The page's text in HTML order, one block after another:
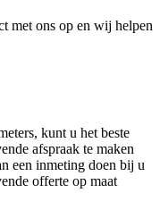
met ons op en wij helpen
kunt u het beste
afspraak te maken
een inmeting doen bij u
offerte op maat